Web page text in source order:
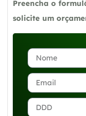
Preencha o
solicite um